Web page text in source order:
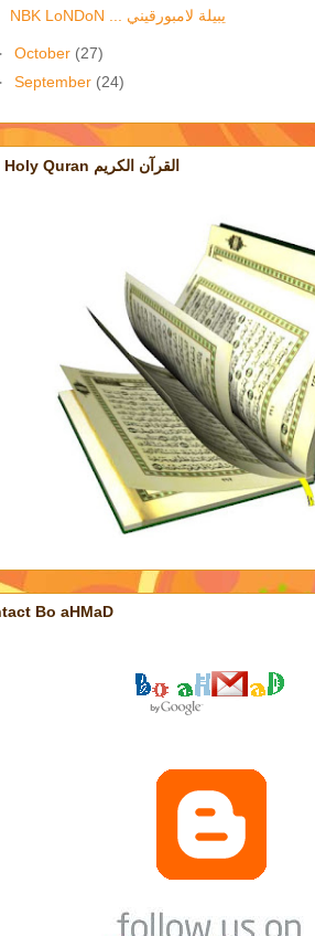
NBK LoNDoN ... يبيلة لامبورقيني
October (27)
September (24)
The Holy Quran القرآن الكريم
Bo aHMaD